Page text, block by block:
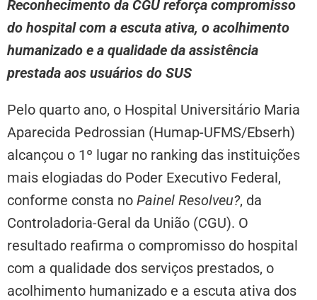
Reconhecimento da CGU reforça compromisso
do hospital com a escuta ativa, o acolhimento
humanizado e a qualidade da assistência
prestada aos usuários do SUS
Pelo quarto ano, o Hospital Universitário Maria
Aparecida Pedrossian (Humap-UFMS/Ebserh)
alcançou o 1º lugar no ranking das instituições
mais elogiadas do Poder Executivo Federal,
conforme consta no Painel Resolveu?, da
Controladoria-Geral da União (CGU). O
resultado reafirma o compromisso do hospital
com a qualidade dos serviços prestados, o
acolhimento humanizado e a escuta ativa dos